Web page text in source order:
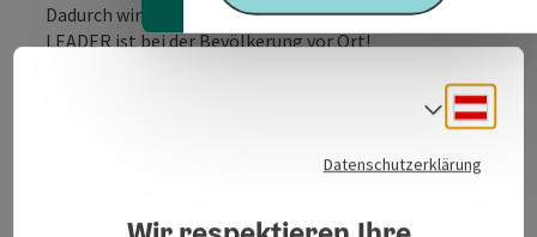
Dadurch wird eine Präsenz vor Ort gewährleistet.
LEADER ist bei der Bevölkerung vor Ort!
zusammen. Diese werden für den Verein mit seinen
Entscheidungsträgern, BürgerInnen und Gemeinden
aufbereitet und zur weiteren Arbeit zur Verfügung
Datenschutzerklärung